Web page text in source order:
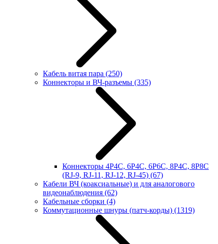
Кабель витая пара (250)
Коннекторы и ВЧ-разъемы (335)
Коннекторы 4P4C, 6P4C, 6P6C, 8P4C, 8P8C
(RJ-9, RJ-11, RJ-12, RJ-45) (67)
Кабели ВЧ (коаксиальные) и для аналогового
видеонаблюдения (62)
Кабельные сборки (4)
Коммутационные шнуры (патч-корды) (1319)